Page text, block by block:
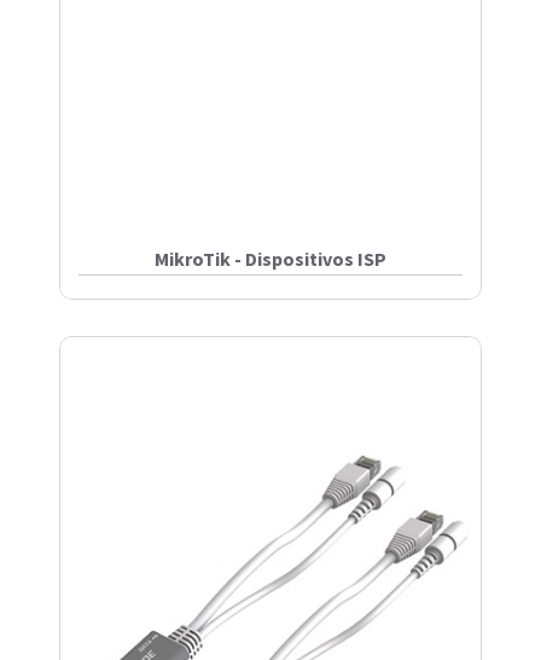
MikroTik - Dispositivos ISP